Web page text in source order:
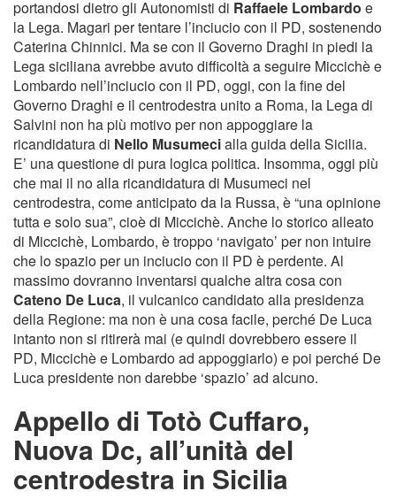
portandosi dietro gli Autonomisti di Raffaele Lombardo e
la Lega. Magari per tentare l’inciucio con il PD, sostenendo
Caterina Chinnici. Ma se con il Governo Draghi in piedi la
Lega siciliana avrebbe avuto difficoltà a seguire Miccichè e
Lombardo nell’inciucio con il PD, oggi, con la fine del
Governo Draghi e il centrodestra unito a Roma, la Lega di
Salvini non ha più motivo per non appoggiare la
ricandidatura di Nello Musumecialla guida della Sicilia.
E’ una questione di pura logica politica. Insomma, oggi più
che mai il no alla ricandidatura di Musumeci nel
centrodestra, come anticipato da la Russa, è “una opinione
tutta e solo sua”, cioè di Miccichè. Anche lo storico alleato
di Miccichè, Lombardo, è troppo ‘navigato’ per non intuire
che lo spazio per un inciucio con il PD è perdente. Al
massimo dovranno inventarsi qualche altra cosa con
Cateno De Luca, il vulcanico candidato alla presidenza
della Regione: ma non è una cosa facile, perché De Luca
intanto non si ritirerà mai (e quindi dovrebbero essere il
PD, Miccichè e Lombardo ad appoggiarlo) e poi perché De
Luca presidente non darebbe ‘spazio’ ad alcuno.
Appello di Totò Cuffaro,
Nuova Dc, all’unità del
centrodestra in Sicilia